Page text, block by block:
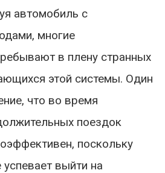
автомобиль с
многие
в плену странных
этой системы. Один
что во время
поездок
поскольку
выйти на